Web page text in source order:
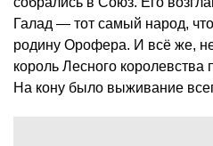
Галад — тот самый народ,
родину Орофера. И всё же,
король Лесного королевства
На кону было выживание